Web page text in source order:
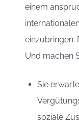
einem
einzubringen.
Und machen
Sie
soziale